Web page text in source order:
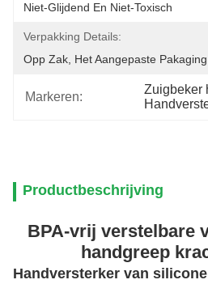
Niet-Glijdend En Niet-Toxisch
Verpakking Details:
Opp Zak, Het Aangepaste Pakaging
Markeren:
Zuigbeker
Productbeschrijving
BPA-vrij verstelbare
handgreep
Handversterker van